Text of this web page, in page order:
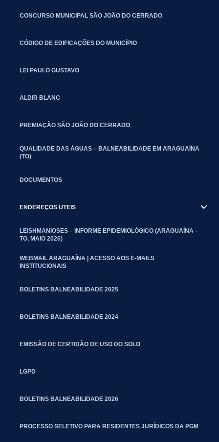
CONCURSO MUNICIPAL SÃO JOÃO DO CERRADO
CÓDIGO DE EDIFICAÇÕES DO MUNICÍPIO
LEI PAULO GUSTAVO
ALDIR BLANC
PREMIAÇÃO SÃO JOÃO DO CERRADO
QUALIDADE DAS ÁGUAS – BALNEABILIDADE EM ARAGUAÍNA
(TO)
DOCUMENTOS
ENDEREÇOS UTEIS
LEISHMANIOSES – INFORME EPIDEMIOLÓGICO (ARAGUAÍNA –
TO, MAIO 2026)
WEBMAIL ARAGUAÍNA | ACESSO AOS E-MAILS
INSTITUCIONAIS
BOLETINS BALNEABILIDADE 2025
BOLETINS BALNEABILIDADE 2024
EMISSÃO DE CERTIDÃO DE USO DO SOLO
LGPD
BOLETINS BALNEABILIDADE 2026
PROCESSO SELETIVO PARA RESIDENTES JURÍDICOS DA PGM